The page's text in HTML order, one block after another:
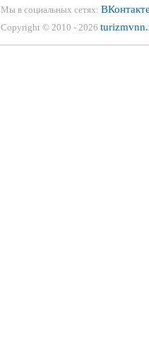
Мы в социальных сетях:
Copyright © 2010 - 2026